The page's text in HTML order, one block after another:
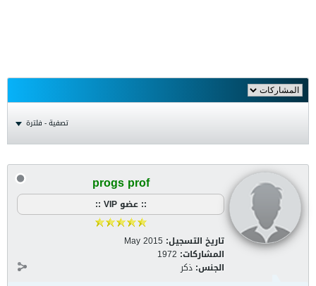
تصفية - فلترة
progs prof
:: عضو VIP ::
تاريخ التسجيل: May 2015
المشاركات: 1972
الجنس: ذكر